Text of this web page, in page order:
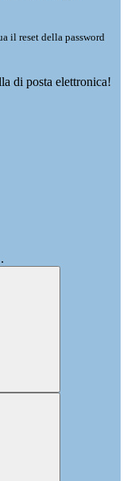
il reset della password
di posta elettronica!